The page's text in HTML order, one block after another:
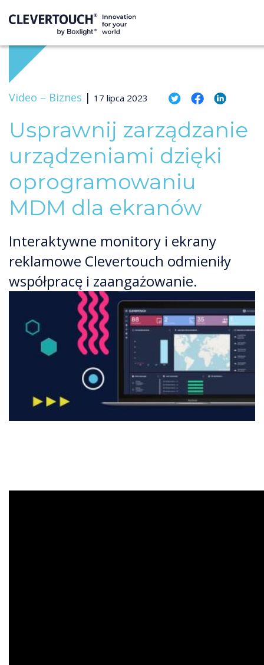
Video – Biznes | 17 lipca 2023
Usprawnij zarządzanie
urządzeniami dzięki
oprogramowaniu
MDM dla ekranów
Interaktywne monitory i ekrany
reklamowe Clevertouch odmieniły
współpracę i zaangażowanie.